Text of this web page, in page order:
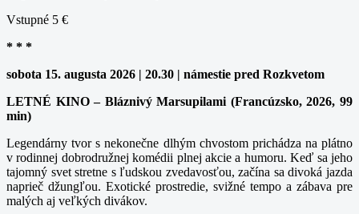
Vstupné 5 €
* * *
sobota 15. augusta 2026 | 20.30 | námestie pred Rozkvetom
LETNÉ KINO – Bláznivý Marsupilami (Francúzsko, 2026, 99
min)
Legendárny tvor s nekonečne dlhým chvostom prichádza na plátno
v rodinnej dobrodružnej komédii plnej akcie a humoru. Keď sa jeho
tajomný svet stretne s ľudskou zvedavosťou, začína sa divoká jazda
naprieč džungľou. Exotické prostredie, svižné tempo a zábava pre
malých aj veľkých divákov.